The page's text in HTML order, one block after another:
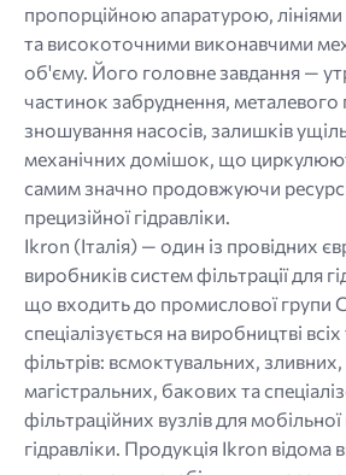
пропорційною апаратурою,
та високоточними виконавчими
об'єму. Його головне завдання —
частинок забруднення, металевого
зношування насосів, залишків
механічних домішок, що
самим значно продовжуючи ресурс
прецизійної гідравліки.
Ikron (Італія) — один із провідних
виробників систем фільтрації для
що входить до промислової групи
спеціалізується на виробництві всіх
фільтрів: всмоктувальних, зливних,
магістральних, бакових та
фільтраційних вузлів для
гідравліки. Продукція Ikron відома